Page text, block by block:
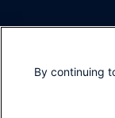
By continuing